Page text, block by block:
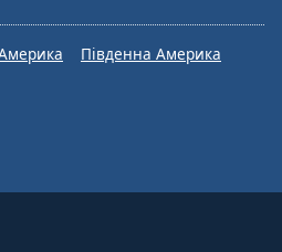
Південна Америка